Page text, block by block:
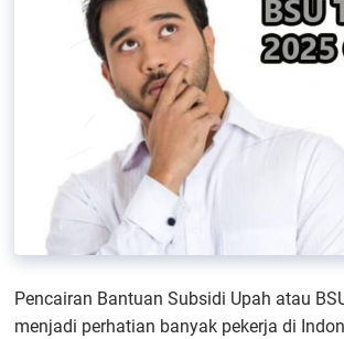
Pencairan Bantuan Subsidi Upah atau
menjadi perhatian banyak pekerja di